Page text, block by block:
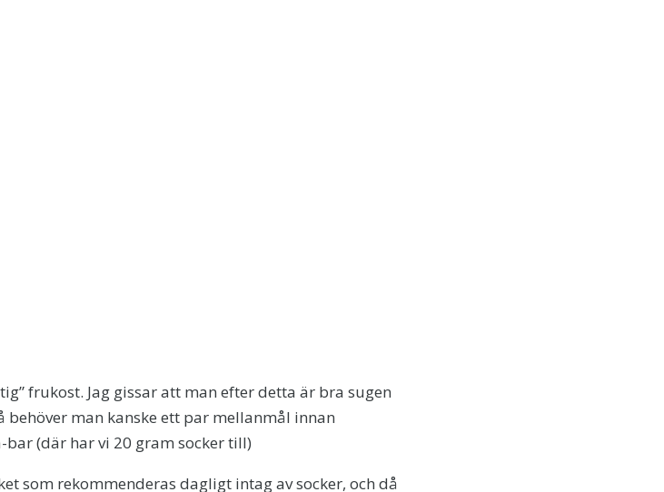
frukost. Jag gissar att man efter detta är bra sugen
behöver man kanske ett par mellanmål innan
bar (där har vi 20 gram socker till)
som rekommenderas dagligt intag av socker, och då